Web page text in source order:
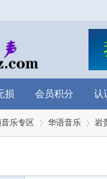
损 会员积分 认
乐专区 华语音乐 岩